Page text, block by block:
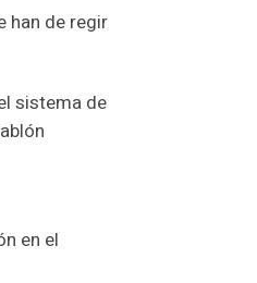
han de regir
sistema de
en el